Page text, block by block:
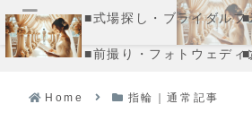
■式場探し・ブライダルフ
■前撮り・フォトウェディ
Home 指輪｜通常記事
メニュー